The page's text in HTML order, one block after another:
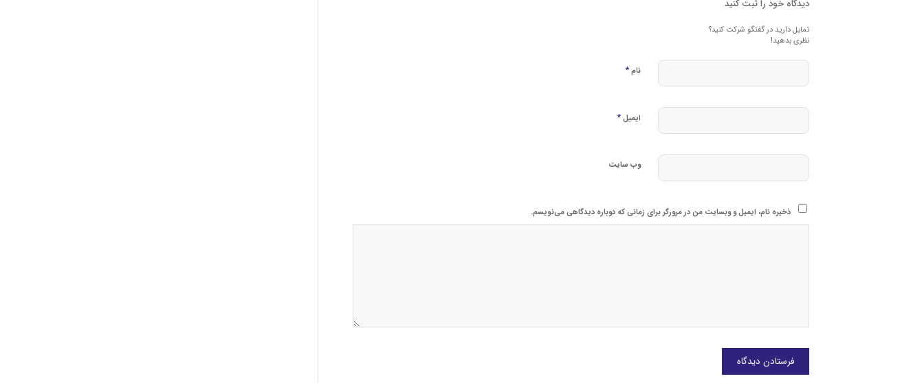
دیدگاه خود را ثبت کنید
تمایل دارید در گفتگو شرکت کنید؟
نظری بدهید!
نام*
ایمیل*
وب‌ سایت
ذخیره نام، ایمیل و وبسایت من در مرورگر برای زمانی که دوباره دیدگاهی می‌نویسم.